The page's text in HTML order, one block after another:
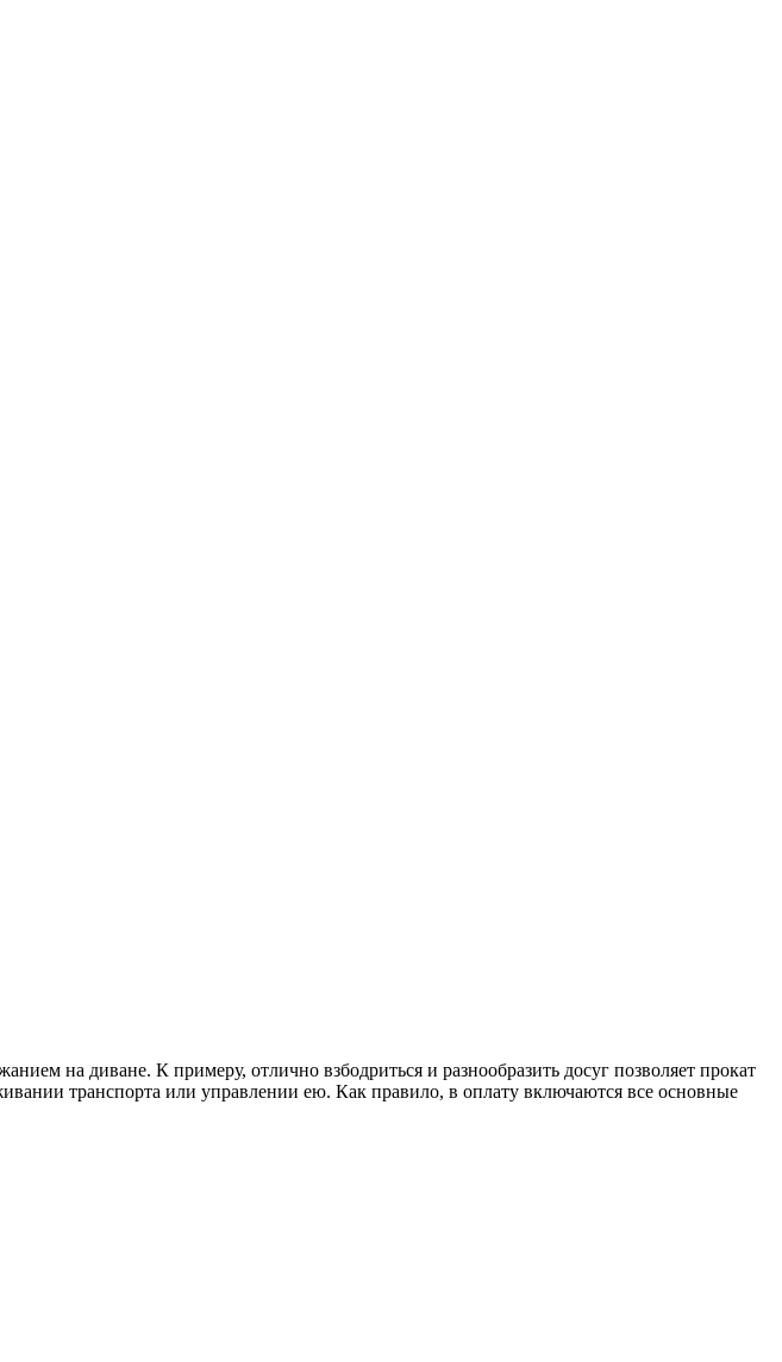
на диване. К примеру, отлично взбодриться и разнообразить досуг позволяет прокат
транспорта или управлении ею. Как правило, в оплату включаются все основные